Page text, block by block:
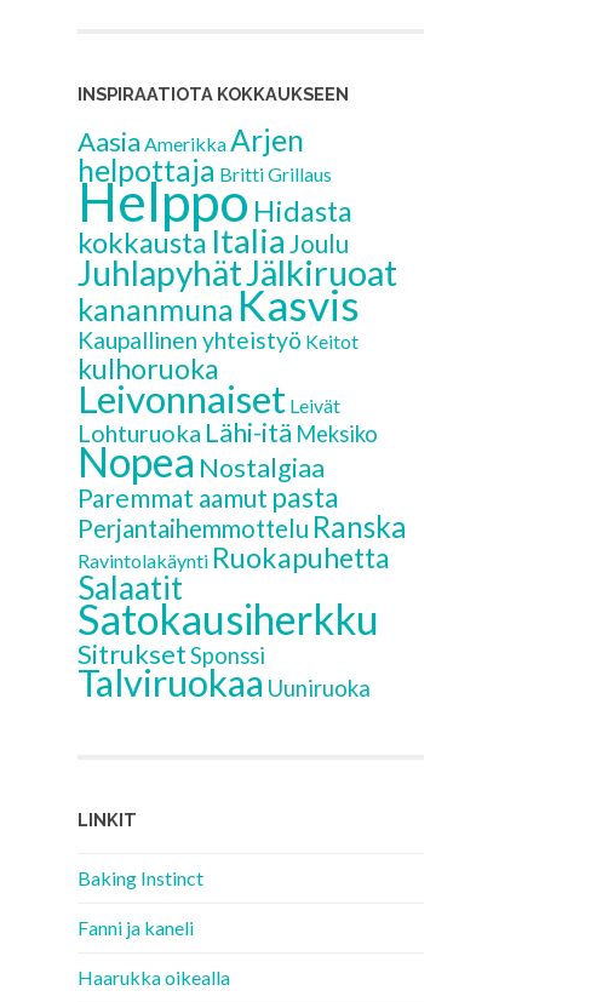
INSPIRAATIOTA KOKKAUKSEEN
Aasia AmerikkaArjen
helpottaja BrittiGrillaus
HelppoHidasta
kokkausta Italia Joulu
JuhlapyhätJälkiruoat
kananmuna Kasvis
Kaupallinen yhteistyö Keitot
kulhoruoka
Leivonnaiset Leivät
Lohturuoka Lähi-itä Meksiko
Nopea Nostalgiaa
Paremmat aamut pasta
Perjantaihemmottelu Ranska
Ravintolakäynti Ruokapuhetta
Salaatit
Satokausiherkku
SitruksetSponssi
Talviruokaa Uuniruoka
LINKIT
Baking Instinct
Fanni ja kaneli
Haarukka oikealla